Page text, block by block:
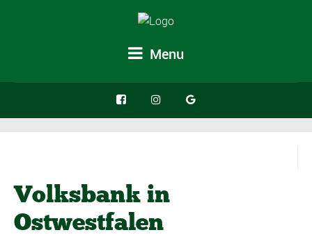
Menu
Volksbank in
Ostwestfalen